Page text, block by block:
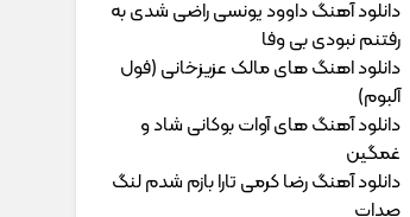
دانلود آهنگ داوود یونسی راﺿﻰ ﺷﺪی ﺑﻪ
رﻓﺘﻨﻢ ﻧﺒﻮدی ﺑﻰ وﻓﺎ
دانلود اهنگ های مالک عزیزخانی (فول
آلبوم)
دانلود آهنگ های آوات بوکانی شاد و
غمگین
دانلود آهنگ رضا کرمی تارا بازم شدم لنگ